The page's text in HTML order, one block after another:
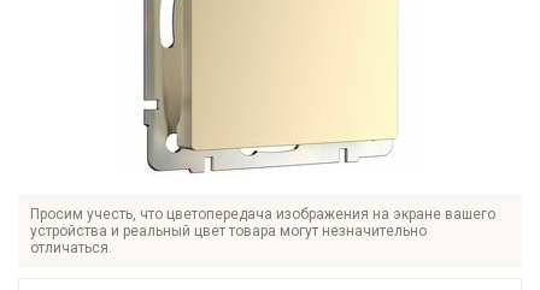
Просим учесть, что цветопередача изображения на экране вашего
устройства и реальный цвет товара могут незначительно
отличаться.